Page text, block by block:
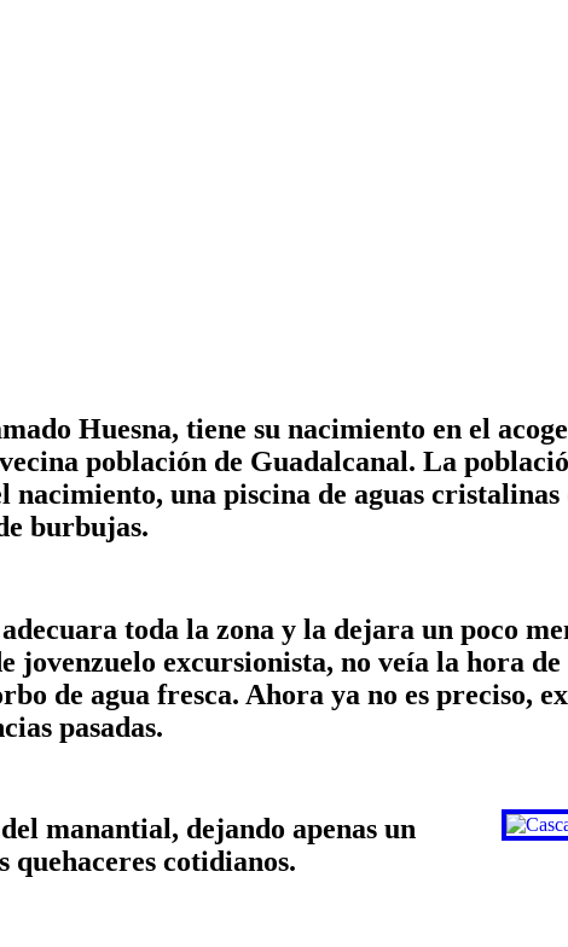
Huesna, tiene su nacimiento en el
población de Guadalcanal. La
una piscina de aguas
burbujas.
toda la zona y la dejara un poco
jovenzuelo excursionista, no veía la hora
de agua fresca. Ahora ya no es preciso,
pasadas.
manantial, dejando apenas un
quehaceres cotidianos.